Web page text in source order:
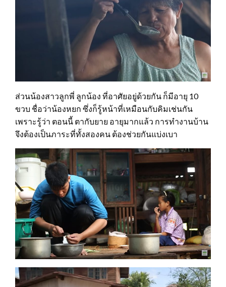
ส่วนน้องสาวลูกพี่ ลูกน้อง ที่อาศัยอยู่ด้วยกัน ก็มีอายุ 10
ขวบ ชื่อว่าน้องหยก ซึ่งก็รู้หน้าที่เหมือนกับคิมเช่นกัน
เพราะรู้ว่า ตอนนี้ ตากับยาย อายุมากแล้ว การทำงานบ้าน
จึงต้องเป็นภาระที่ทั้งสองคน ต้องช่วยกันแบ่งเบา